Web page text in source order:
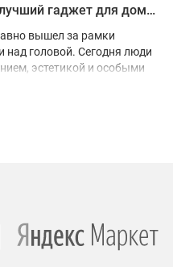
Почему проектор – лучший гаджет для домика в глэмпинге
вышел за рамки
над головой. Сегодня люди
эстетикой и особыми
A-frame домов,
способов стать